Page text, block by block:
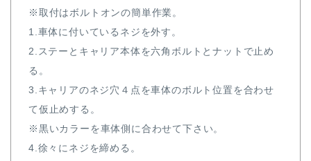
※取付はボルトオンの簡単作業。
1.車体に付いているネジを外す。
2.ステーとキャリア本体を六角ボルトとナットで止め
る。
3.キャリアのネジ穴４点を車体のボルト位置を合わせ
て仮止めする。
※黒いカラーを車体側に合わせて下さい。
4.徐々にネジを締める。